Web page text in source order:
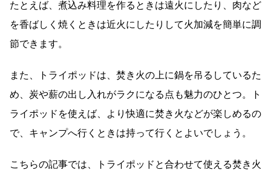
たとえば、煮込み料理を作るときは遠火にしたり、肉など
を香ばしく焼くときは近火にしたりして火加減を簡単に調
節できます。
また、トライポッドは、焚き火の上に鍋を吊るしているた
め、炭や薪の出し入れがラクになる点も魅力のひとつ。ト
ライポッドを使えば、より快適に焚き火などが楽しめるの
で、キャンプへ行くときは持って行くとよいでしょう。
こちらの記事では、トライポッドと合わせて使える焚き火